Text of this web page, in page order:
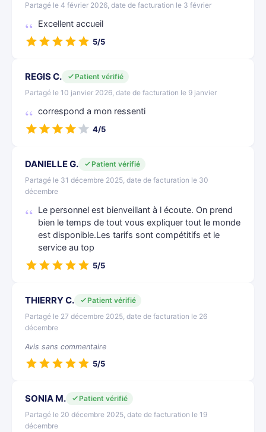
Partagé le 4 février 2026, date de facturation le 3 février
Excellent accueil
5/5
REGIS C.
Patient vérifié
Partagé le 10 janvier 2026, date de facturation le 9 janvier
correspond a mon ressenti
4/5
DANIELLE G.
Patient vérifié
Partagé le 31 décembre 2025, date de facturation le 30
décembre
Le personnel est bienveillant à l écoute. On prend
bien le temps de tout vous expliquer tout le monde
est disponible.Les tarifs sont compétitifs et le
service au top
5/5
THIERRY C.
Patient vérifié
Partagé le 27 décembre 2025, date de facturation le 26
décembre
Avis sans commentaire
5/5
SONIA M.
Patient vérifié
Partagé le 20 décembre 2025, date de facturation le 19
décembre